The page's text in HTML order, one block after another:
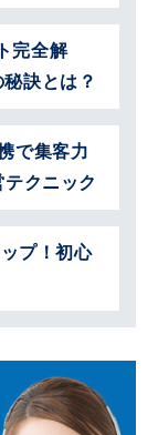
完全解
訣とは？
で集客力
クニック
プ！初心